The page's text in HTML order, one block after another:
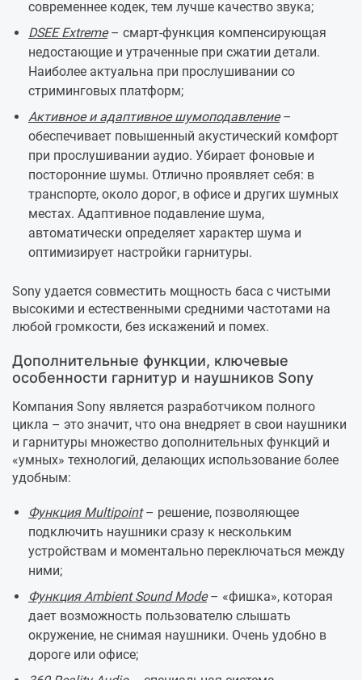
современнее кодек, тем лучше качество звука;
DSEE Extreme– смарт-функция компенсирующая
недостающие и утраченные при сжатии детали.
Наиболее актуальна при прослушивании со
стриминговых платформ;
Активное и адаптивное шумоподавление–
обеспечивает повышенный акустический комфорт
при прослушивании аудио. Убирает фоновые и
посторонние шумы. Отлично проявляет себя: в
транспорте, около дорог, в офисе и других шумных
местах. Адаптивное подавление шума,
автоматически определяет характер шума и
оптимизирует настройки гарнитуры.
Sony удается совместить мощность баса с чистыми
высокими и естественными средними частотами на
любой громкости, без искажений и помех.
Дополнительные функции, ключевые
особенности гарнитур и наушников Sony
Компания Sony является разработчиком полного
цикла – это значит, что она внедряет в свои наушники
и гарнитуры множество дополнительных функций и
«умных» технологий, делающих использование более
удобным:
Функция Multipoint– решение, позволяющее
подключить наушники сразу к нескольким
устройствам и моментально переключаться между
ними;
Функция Ambient Sound Mode– «фишка», которая
дает возможность пользователю слышать
окружение, не снимая наушники. Очень удобно в
дороге или офисе;